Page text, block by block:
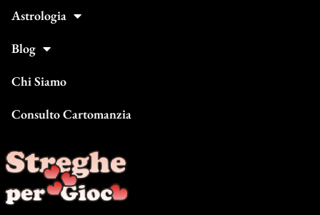
Astrologia
Blog
Chi Siamo
Consulto Cartomanzia